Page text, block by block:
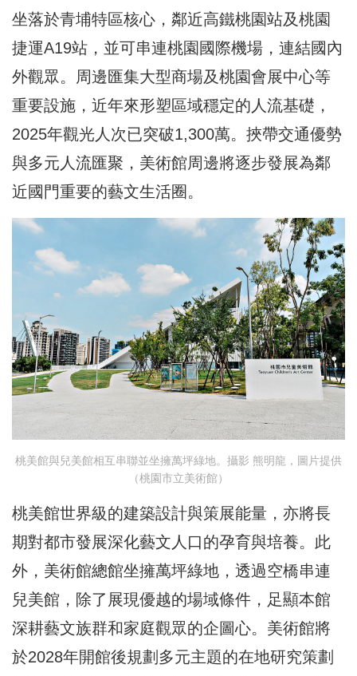
坐落於青埔特區核心，鄰近高鐵桃園站及桃園
捷運A19站，並可串連桃園國際機場，連結國內
外觀眾。周邊匯集大型商場及桃園會展中心等
重要設施，近年來形塑區域穩定的人流基礎，
2025年觀光人次已突破1,300萬。挾帶交通優勢
與多元人流匯聚，美術館周邊將逐步發展為鄰
近國門重要的藝文生活圈。
桃美館與兒美館相互串聯並坐擁萬坪綠地。攝影 熊明龍，圖片提供
（桃園市立美術館）
桃美館世界級的建築設計與策展能量，亦將長
期對都市發展深化藝文人口的孕育與培養。此
外，美術館總館坐擁萬坪綠地，透過空橋串連
兒美館，除了展現優越的場域條件，足顯本館
深耕藝文族群和家庭觀眾的企圖心。美術館將
於2028年開館後規劃多元主題的在地研究策劃